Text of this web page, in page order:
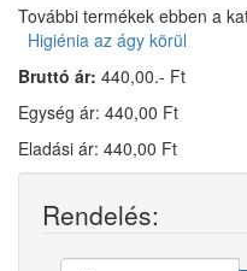
További termékek ebben a
Higiénia az ágy körül
Bruttó ár: 440,00.- Ft
Egység ár: 440,00 Ft
Eladási ár: 440,00 Ft
Rendelés: